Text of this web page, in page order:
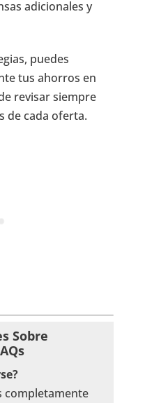
adicionales y
puedes
tus ahorros en
revisar siempre
de cada oferta.
Sobre
completamente